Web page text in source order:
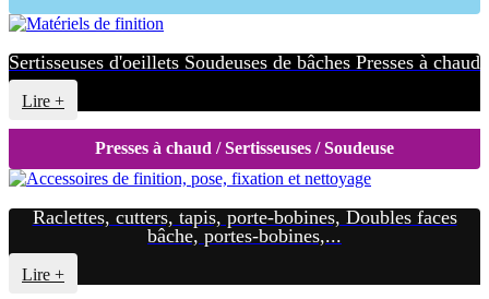
Sertisseuses d'oeillets Soudeuses de bâches Presses à chaud
Lire +
Presses à chaud / Sertisseuses / Soudeuse
Raclettes, cutters, tapis, porte-bobines, Doubles faces
bâche, portes-bobines,...
Lire +